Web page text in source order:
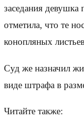
заседания девушка
отметила, что те
конопляных
Суд же назначил
виде штрафа в
Читайте также: